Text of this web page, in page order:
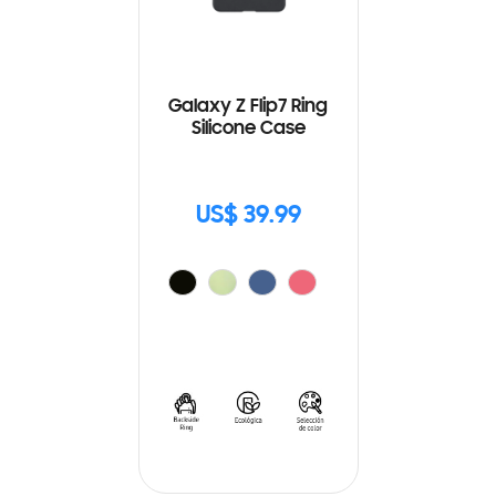
Galaxy Z Flip7 Ring
Silicone Case
US$ 39.99